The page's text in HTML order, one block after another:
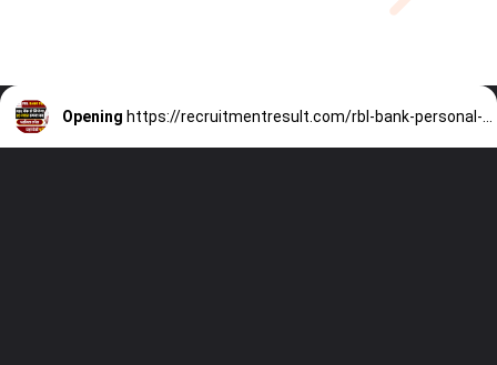
Opening https://recruitmentresult.com/rbl-bank-personal-loan-apply-2023-rbl/